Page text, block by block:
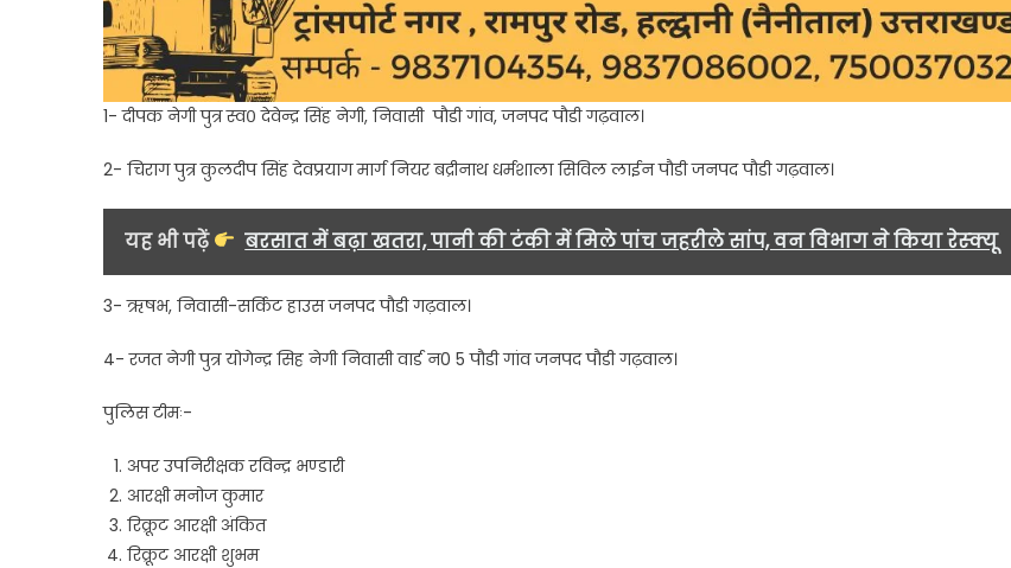
1- दीपक नेगी पुत्र स्व० देवेन्द्र सिंह नेगी, निवासी पौडी गांव, जनपद पौडी गढ़वाल।
2- चिराग पुत्र कुलदीप सिंह देवप्रयाग मार्ग नियर बद्रीनाथ धर्मशाला सिविल लाईन पौडी जनपद पौडी गढ़वाल।
यह भी पढ़ें बरसात में बढ़ा खतरा, पानी की टंकी में मिले पांच जहरीले सांप, वन विभाग ने किया रेस्क्यू
3- ऋषभ, निवासी-सर्किट हाउस जनपद पौडी गढ़वाल।
4- रजत नेगी पुत्र योगेन्द्र सिह नेगी निवासी वार्ड न0 5 पौडी गांव जनपद पौडी गढ़वाल।
पुलिस टीमः-
अपर उपनिरीक्षक रविन्द्र भण्डारी
आरक्षी मनोज कुमार
रिक्रूट आरक्षी अंकित
रिक्रूट आरक्षी शुभम